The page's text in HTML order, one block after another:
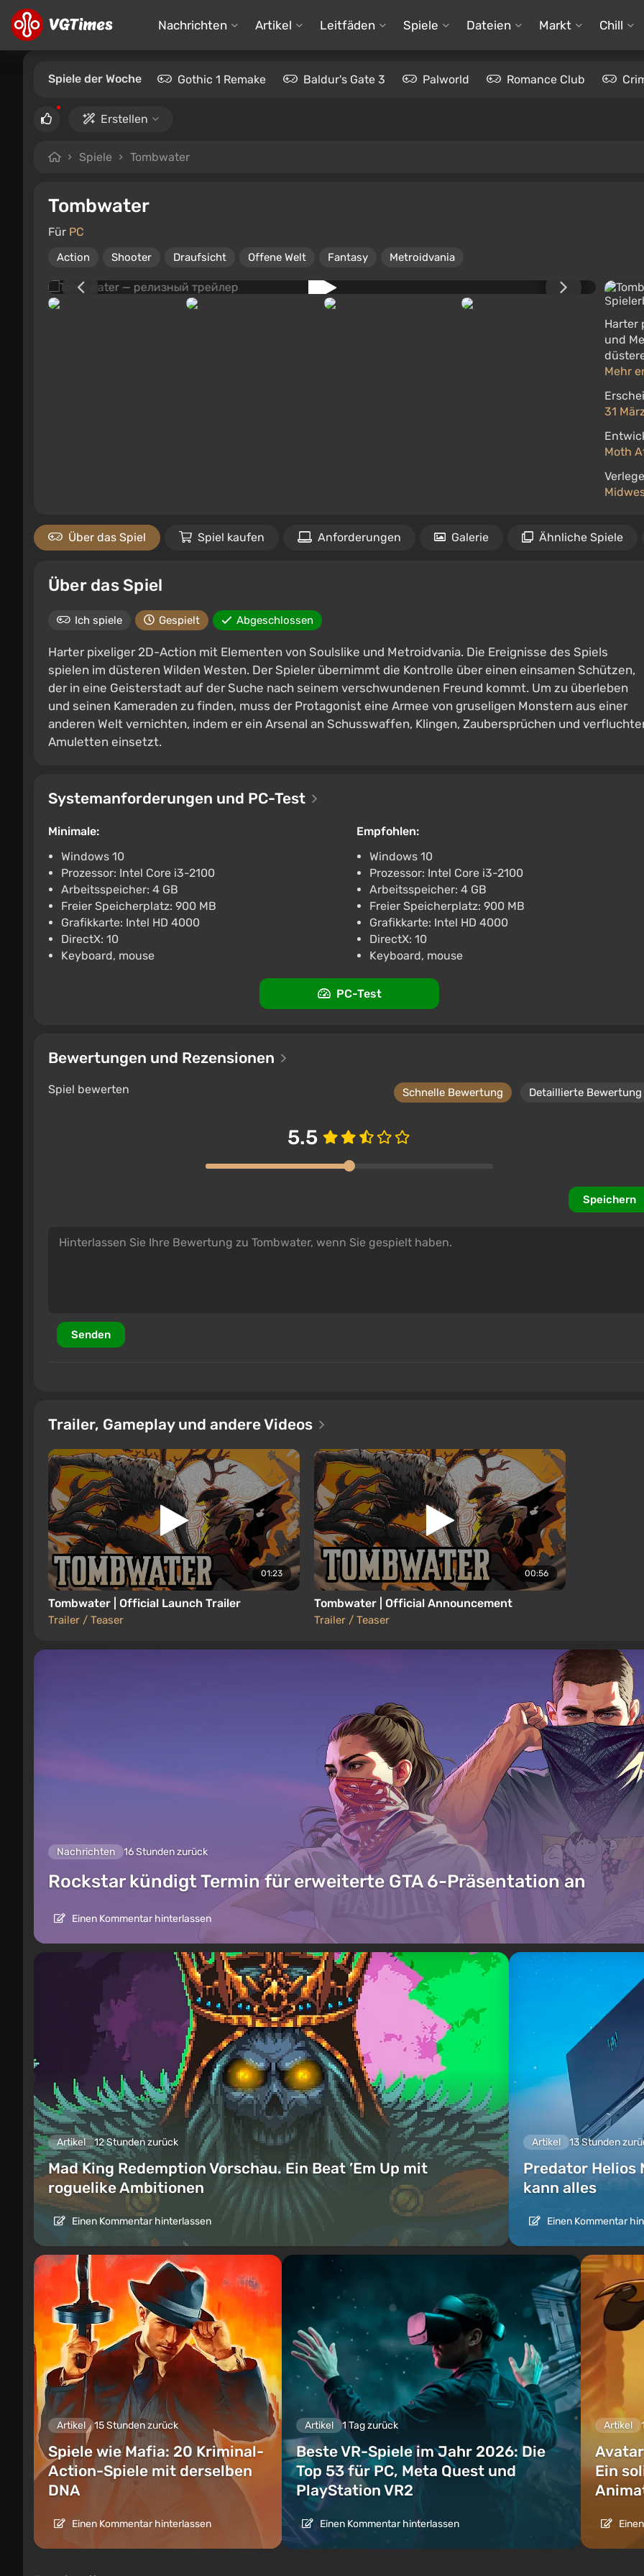
Nachrichten Artikel Leitfäden Spiele Dateien Markt Chill
Spiele der Woche Gothic 1 Remake Baldur's Gate 3 Palworld Romance Club
Erstellen
Spiele Tombwater
Tombwater
Für PC
Action Shooter Draufsicht Offene Welt Fantasy Metroidvania
Harter
und
Mehr
31
Moth
Über das Spiel Spiel kaufen Anforderungen Galerie Ähnliche Spiele
Über das Spiel
Ich spiele Gespielt Abgeschlossen
Harter pixeliger 2D-Action mit Elementen von Soulslike und Metroidvania. Die Ereignisse des Spiels
spielen im düsteren Wilden Westen. Der Spieler übernimmt die Kontrolle über einen einsamen Schützen,
der in eine Geisterstadt auf der Suche nach seinem verschwundenen Freund kommt. Um zu überleben
und seinen Kameraden zu finden, muss der Protagonist eine Armee von gruseligen Monstern aus einer
anderen Welt vernichten, indem er ein Arsenal an Schusswaffen, Klingen, Zaubersprüchen und
Amuletten einsetzt.
Systemanforderungen und PC-Test
Minimale:
Windows 10
Prozessor: Intel Core i3-2100
Arbeitsspeicher: 4 GB
Freier Speicherplatz: 900 MB
Grafikkarte: Intel HD 4000
DirectX: 10
Keyboard, mouse
Empfohlen:
Windows 10
Prozessor: Intel Core i3-2100
Arbeitsspeicher: 4 GB
Freier Speicherplatz: 900 MB
Grafikkarte: Intel HD 4000
DirectX: 10
Keyboard, mouse
PC-Test
Bewertungen und Rezensionen
Spiel bewerten Schnelle Bewertung Detaillierte Bewertung
5.5
Speichern
Senden
Trailer, Gameplay und andere Videos
01:23
Tombwater | Official Launch Trailer
Trailer / Teaser
00:56
Tombwater | Official Announcement
Trailer / Teaser
Nachrichten 16 Stunden zurück
Rockstar kündigt Termin für erweiterte GTA 6-Präsentation an
Einen Kommentar hinterlassen
Artikel 12 Stunden zurück
Mad King Redemption Vorschau. Ein Beat ’Em Up mit
roguelike Ambitionen
Einen Kommentar hinterlassen
Artikel 13 Stunden
Predator Helios
kann alles
Einen Kommentar
Artikel 15 Stunden zurück
Spiele wie Mafia: 20 Kriminal-
Action-Spiele mit derselben
DNA
Einen Kommentar hinterlassen
Artikel 1 Tag zurück
Beste VR-Spiele im Jahr 2026: Die
Top 53 für PC, Meta Quest und
PlayStation VR2
Einen Kommentar hinterlassen
Artikel
Ein